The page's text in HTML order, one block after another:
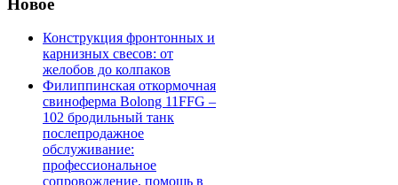
Конструкция фронтонных и
карнизных свесов: от
желобов до колпаков
Филиппинская откормочная
свиноферма Bolong 11FFG –
102 бродильный танк
послепродажное
обслуживание:
профессиональное
сопровождение, помощь в